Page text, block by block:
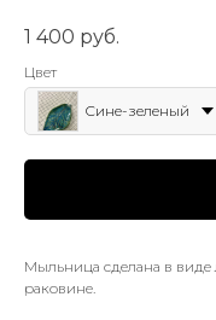
1 400 руб.
Цвет
Сине-зеленый
Мыльница сделана в виде
раковине.